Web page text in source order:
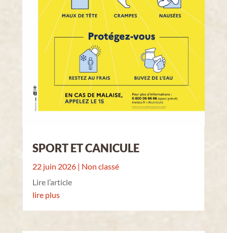
SPORT ET CANICULE
22 juin 2026| Non classé
Lire l’article
lire plus